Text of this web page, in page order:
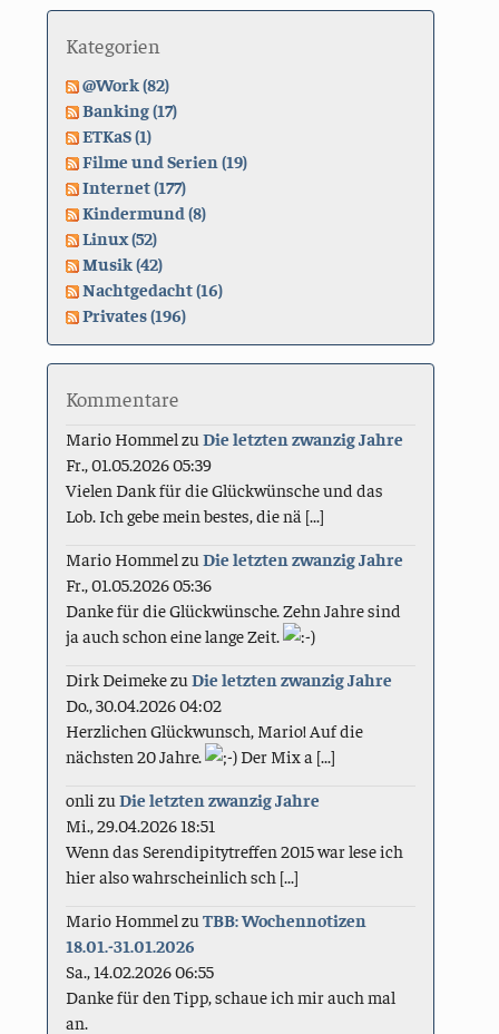
Kategorien
@Work (82)
Banking (17)
ETKaS (1)
Filme und Serien (19)
Internet (177)
Kindermund (8)
Linux (52)
Musik (42)
Nachtgedacht (16)
Privates (196)
Kommentare
Mario Hommel zuDie letzten zwanzig Jahre
Fr., 01.05.2026 05:39
Vielen Dank für die Glückwünsche und das
Lob. Ich gebe mein bestes, die nä [...]
Mario Hommel zuDie letzten zwanzig Jahre
Fr., 01.05.2026 05:36
Danke für die Glückwünsche. Zehn Jahre sind
ja auch schon eine lange Zeit.
Dirk DeimekezuDie letzten zwanzig Jahre
Do., 30.04.2026 04:02
Herzlichen Glückwunsch, Mario! Auf die
nächsten 20 Jahre.
Der Mix a [...]
onli zuDie letzten zwanzig Jahre
Mi., 29.04.2026 18:51
Wenn das Serendipitytreffen 2015 war lese ich
hier also wahrscheinlich sch [...]
Mario Hommel zuTBB: Wochennotizen
18.01.-31.01.2026
Sa., 14.02.2026 06:55
Danke für den Tipp, schaue ich mir auch mal
an.